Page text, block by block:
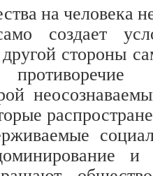
на человека
создает
другой стороны
и